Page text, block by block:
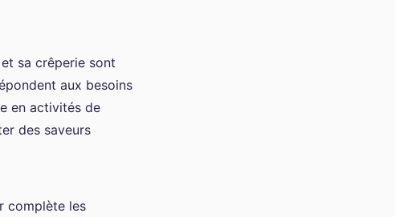
et sa crêperie sont
aux besoins
en activités de
des saveurs
complète les